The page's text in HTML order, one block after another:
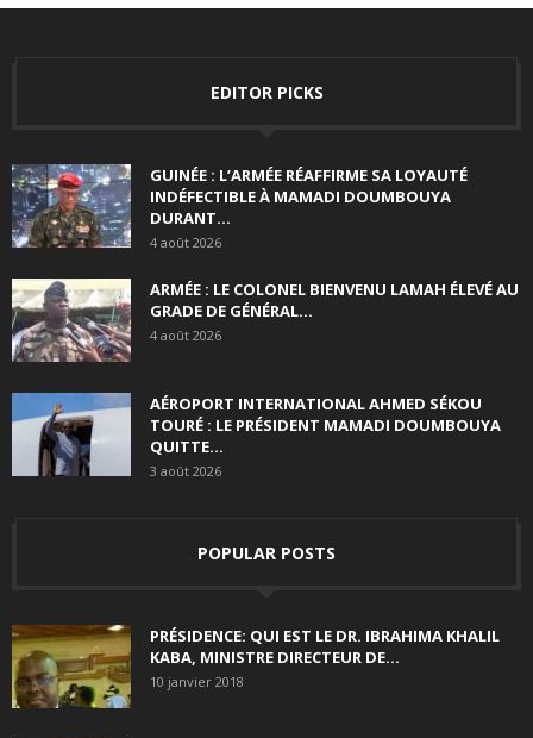
EDITOR PICKS
GUINÉE : L’ARMÉE RÉAFFIRME SA LOYAUTÉ
INDÉFECTIBLE À MAMADI DOUMBOUYA
DURANT...
4 août 2026
ARMÉE : LE COLONEL BIENVENU LAMAH ÉLEVÉ AU
GRADE DE GÉNÉRAL...
4 août 2026
AÉROPORT INTERNATIONAL AHMED SÉKOU
TOURÉ : LE PRÉSIDENT MAMADI DOUMBOUYA
QUITTE...
3 août 2026
POPULAR POSTS
PRÉSIDENCE: QUI EST LE DR. IBRAHIMA KHALIL
KABA, MINISTRE DIRECTEUR DE...
10 janvier 2018